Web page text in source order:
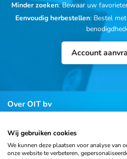
Minder zoeken: Bewaar uw
Eenvoudig herbestellen: Bestel
Account
Over OIT bv
Klantenservice
Wij gebruiken cookies
We kunnen deze plaatsen voor analyse van
onze website te verbeteren,